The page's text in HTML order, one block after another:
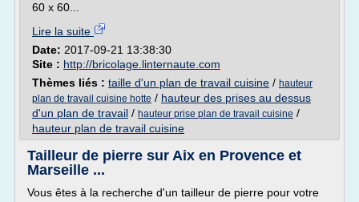
60 x 60...
Lire la suite
Date: 2017-09-21 13:38:30
Site : http://bricolage.linternaute.com
Thèmes liés : taille d'un plan de travail cuisine / hauteur
plan de travail cuisine hotte / hauteur des prises au dessus
d'un plan de travail / hauteur prise plan de travail cuisine /
hauteur plan de travail cuisine
Tailleur de pierre sur Aix en Provence et
Marseille ...
Vous êtes à la recherche d'un tailleur de pierre pour votre